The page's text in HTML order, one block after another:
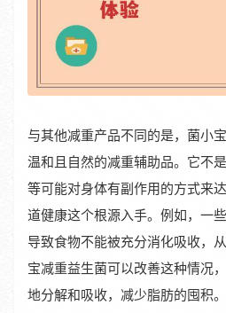
与其他减重产品不同的是，菌小
温和且自然的减重辅助品。它不
等可能对身体有副作用的方式来
道健康这个根源入手。例如，一
导致食物不能被充分消化吸收，
宝减重益生菌可以改善这种情况
地分解和吸收，减少脂肪的囤积。